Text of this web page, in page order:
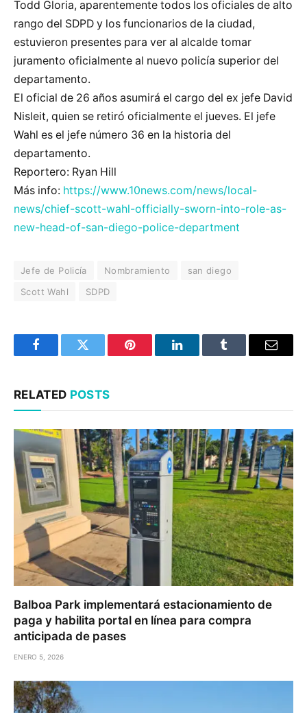
Todd Gloria, aparentemente todos los oficiales de alto
rango del SDPD y los funcionarios de la ciudad,
estuvieron presentes para ver al alcalde tomar
juramento oficialmente al nuevo policía superior del
departamento.
El oficial de 26 años asumirá el cargo del ex jefe David
Nisleit, quien se retiró oficialmente el jueves. El jefe
Wahl es el jefe número 36 en la historia del
departamento.
Reportero: Ryan Hill
Más info: https://www.10news.com/news/local-
news/chief-scott-wahl-officially-sworn-into-role-as-
new-head-of-san-diego-police-department
Jefe de Policía Nombramiento
san diego
Scott Wahl
SDPD
FacebookTwitter Pinterest LinkedInTumblr Email
RELATED POSTS
Balboa Park implementará estacionamiento de
paga y habilita portal en línea para compra
anticipada de pases
ENERO 5, 2026